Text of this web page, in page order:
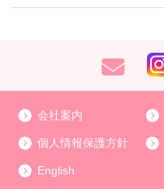
会社案内
個人情報保護方針
English